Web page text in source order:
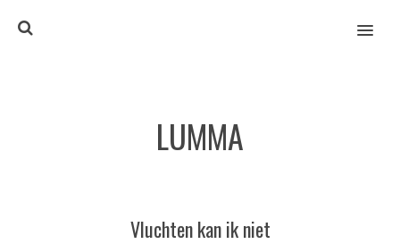
MENU
LUMMA
Vluchten kan ik niet